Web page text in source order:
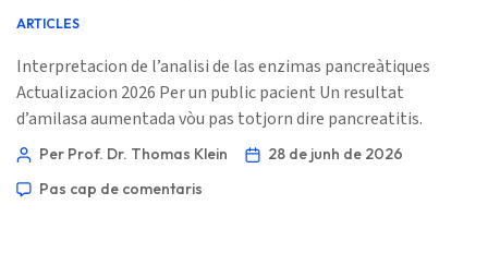
ARTICLES
Interpretacion de l’analisi de las enzimas pancreàtiques
Actualizacion 2026 Per un public pacient Un resultat
d’amilasa aumentada vòu pas totjorn dire pancreatitis.
L’indici util es lo modèl: lipasa, simptòmas, foncion renala,
minutas 📅 28 de junh de 2026 📝 Publicat: 28 de junh de 2026
Per Prof. Dr. Thomas Klein
28 de junh de 2026
Pas cap de comentaris